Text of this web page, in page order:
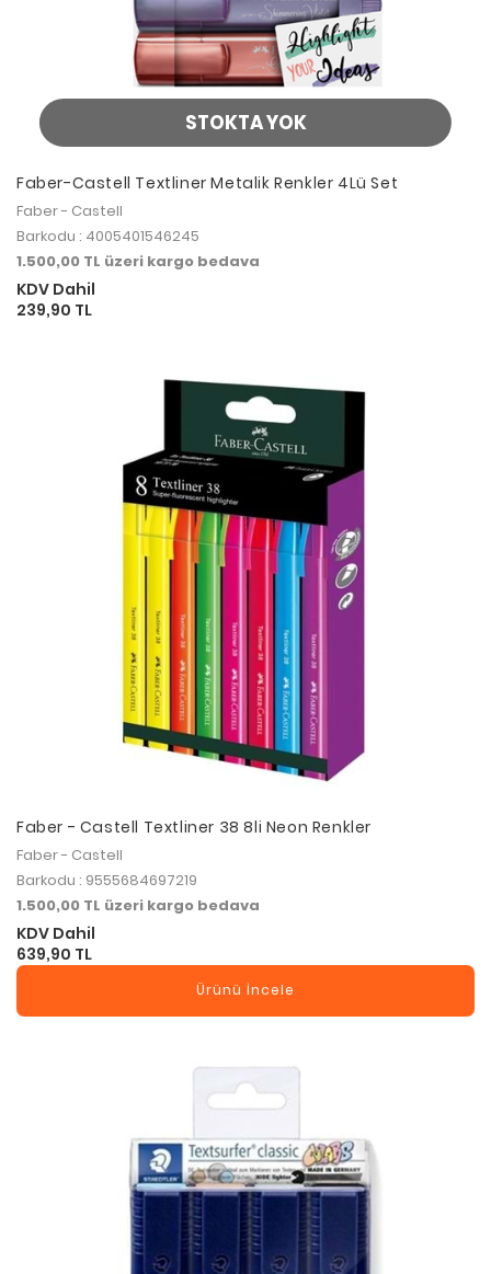
STOKTA YOK
Faber-Castell Textliner Metalik Renkler 4Lü Set
Faber - Castell
Barkodu : 4005401546245
1.500,00 TL üzeri kargo bedava
KDV Dahil
239,90 TL
Faber - Castell Textliner 38 8li Neon Renkler
Faber - Castell
Barkodu : 9555684697219
1.500,00 TL üzeri kargo bedava
KDV Dahil
639,90 TL
Ürünü İncele